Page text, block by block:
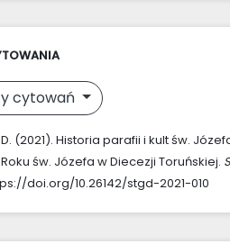
cytowań
(2021). Historia parafii i kult św.
św. Józefa w Diecezji Toruńskiej.
doi.org/10.26142/stgd-2021-010